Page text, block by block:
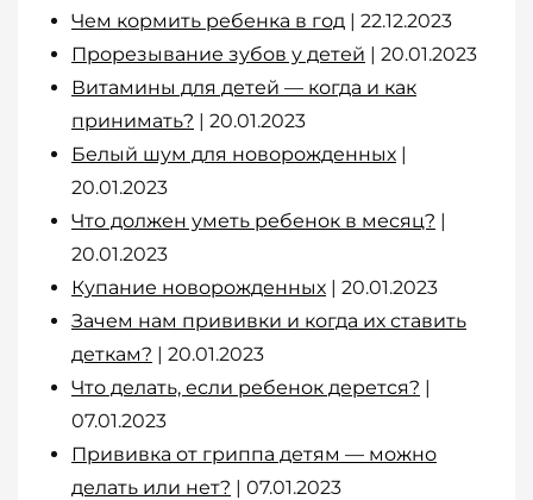
Чем кормить ребенка в год | 22.12.2023
Прорезывание зубов у детей | 20.01.2023
Витамины для детей — когда и как
принимать? | 20.01.2023
Белый шум для новорожденных |
20.01.2023
Что должен уметь ребенок в месяц? |
20.01.2023
Купание новорожденных | 20.01.2023
Зачем нам прививки и когда их ставить
деткам? | 20.01.2023
Что делать, если ребенок дерется? |
07.01.2023
Прививка от гриппа детям — можно
делать или нет? | 07.01.2023